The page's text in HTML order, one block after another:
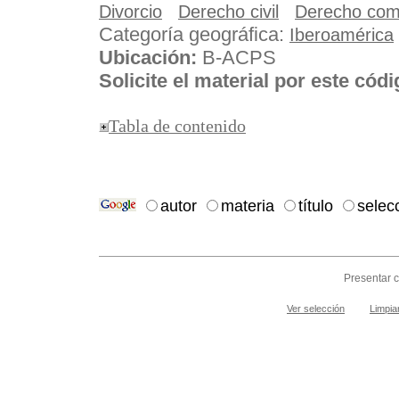
Divorcio Derecho civil Derecho
Categoría geográfica: Iberoamérica
Ubicación: B-ACPS
Solicite el material por este
Tabla de contenido
autor materia título
Presentar
Ver selección